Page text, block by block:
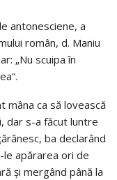
antonesciene, a
român, d. Maniu
„Nu scuipa în
mâna ca să lovească
dar s-a făcut luntre
ba declarând
le apărarea ori de
și mergând până la